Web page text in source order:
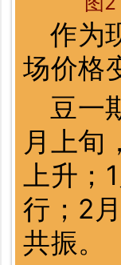
作为
场价格
豆一
月上旬
上升
行；2
共振。